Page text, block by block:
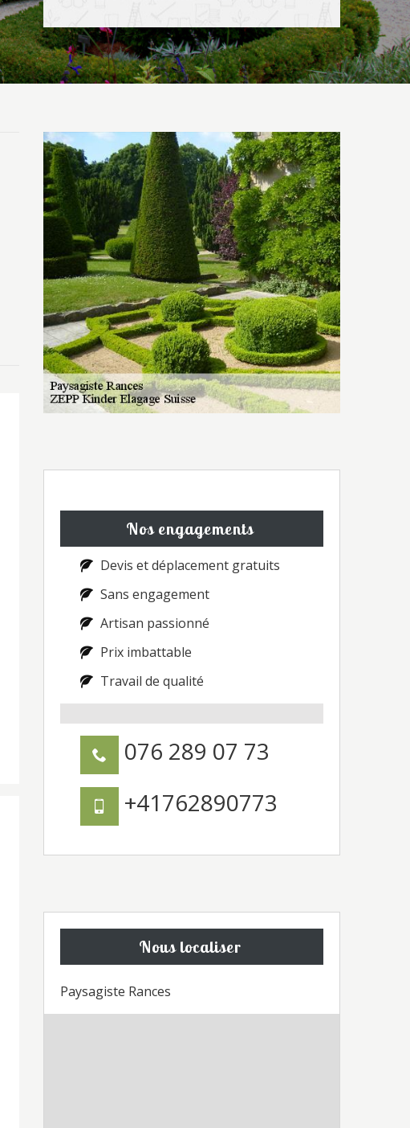
Nos engagements
Devis et déplacement gratuits
Sans engagement
Artisan passionné
Prix imbattable
Travail de qualité
076 289 07 73
+41762890773
Nous localiser
Paysagiste Rances